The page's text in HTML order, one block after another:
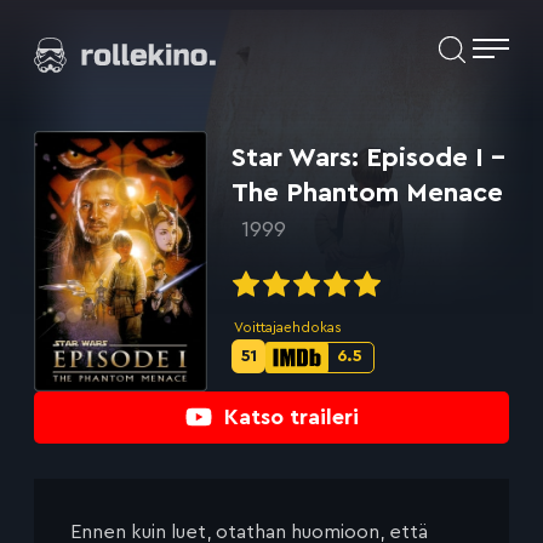
suoraan
Elokuvat ja elokuva-arviot | Rollekino.fi
jälkeen.
Katso traileri
Star Wars: Episode I –
The Phantom Menace
1999
Voittajaehdokas
IMDb-
pisteet:
6.5
Metascore-
51
Ennen kuin luet, otathan huomioon, että